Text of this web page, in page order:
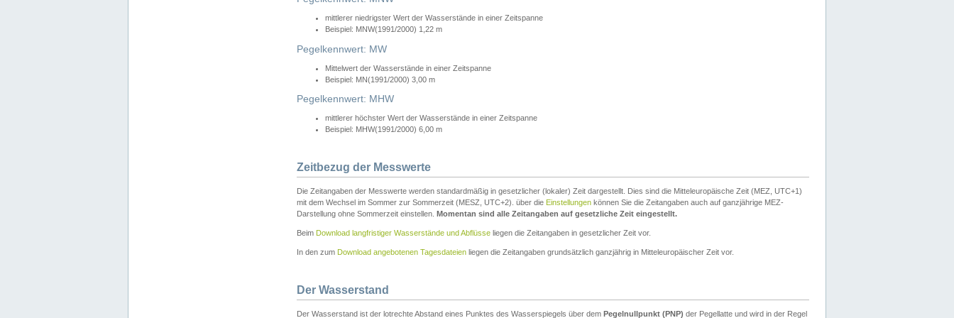
mittlerer niedrigster Wert der Wasserstände in einer Zeitspanne
Beispiel: MNW(1991/2000) 1,22 m
Pegelkennwert: MW
Mittelwert der Wasserstände in einer Zeitspanne
Beispiel: MN(1991/2000) 3,00 m
Pegelkennwert: MHW
mittlerer höchster Wert der Wasserstände in einer Zeitspanne
Beispiel: MHW(1991/2000) 6,00 m
Zeitbezug der Messwerte
Die Zeitangaben der Messwerte werden standardmäßig in gesetzlicher (lokaler) Zeit dargestellt. Dies sind die Mitteleuropäische Zeit (MEZ, UTC+1)
mit dem Wechsel im Sommer zur Sommerzeit (MESZ, UTC+2). über die Einstellungen können Sie die Zeitangaben auch auf ganzjährige MEZ-
Darstellung ohne Sommerzeit einstellen. Momentan sind alle Zeitangaben auf gesetzliche Zeit eingestellt.
Beim Download langfristiger Wasserstände und Abflüsse liegen die Zeitangaben in gesetzlicher Zeit vor.
In den zum Download angebotenen Tagesdateien liegen die Zeitangaben grundsätzlich ganzjährig in Mitteleuropäischer Zeit vor.
Der Wasserstand
Der Wasserstand ist der lotrechte Abstand eines Punktes des Wasserspiegels über dem Pegelnullpunkt (PNP) der Pegellatte und wird in der Regel